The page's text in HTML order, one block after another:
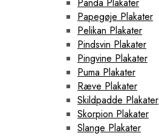
Papegøje Plakater
Pelikan Plakater
Pindsvin Plakater
Pingvine Plakater
Puma Plakater
Ræve Plakater
Skildpadde Plakater
Skorpion Plakater
Slange Plakater